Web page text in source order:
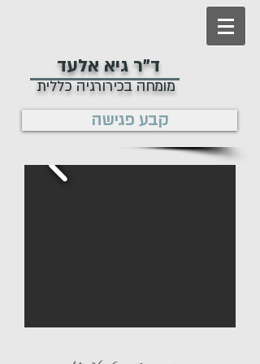
ד"ר גיא אלעד
מומחה בכירורגיה כללית
קבע פגישה